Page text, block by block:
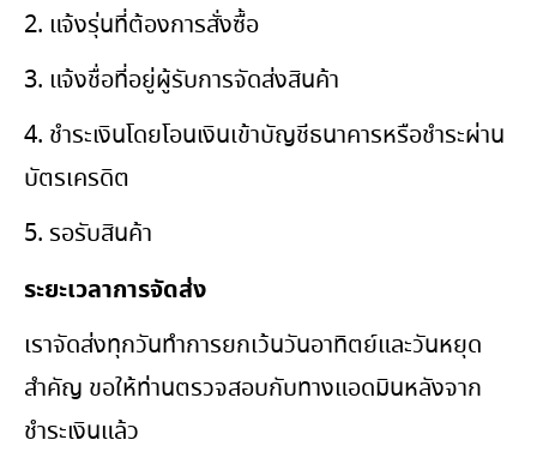
2. แจ้งรุ่นที่ต้องการสั่งซื้อ
3. แจ้งชื่อที่อยู่ผู้รับการจัดส่งสินค้า
4. ชำระเงินโดยโอนเงินเข้าบัญชีธนาคารหรือชำระผ่าน
บัตรเครดิต
5. รอรับสินค้า
ระยะเวลาการจัดส่ง
เราจัดส่งทุกวันทำการยกเว้นวันอาทิตย์และวันหยุด
สำคัญ ขอให้ท่านตรวจสอบกับทางแอดมินหลังจาก
ชำระเงินแล้ว